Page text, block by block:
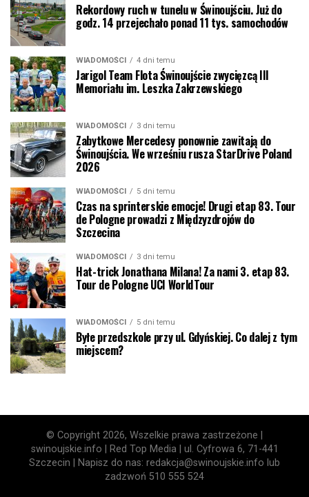
Rekordowy ruch w tunelu w Świnoujściu. Już do
godz. 14 przejechało ponad 11 tys. samochodów
WIADOMOŚCI 4 dni temu
Jarigol Team Flota Świnoujście zwycięzcą III
Memoriału im. Leszka Zakrzewskiego
WIADOMOŚCI 3 dni temu
Zabytkowe Mercedesy ponownie zawitają do
Świnoujścia. We wrześniu rusza StarDrive Poland
2026
WIADOMOŚCI 5 dni temu
Czas na sprinterskie emocje! Drugi etap 83. Tour
de Pologne prowadzi z Międzyzdrojów do
Szczecina
WIADOMOŚCI 3 dni temu
Hat-trick Jonathana Milana! Za nami 3. etap 83.
Tour de Pologne UCI WorldTour
WIADOMOŚCI 5 dni temu
Byłe przedszkole przy ul. Gdyńskiej. Co dalej z tym
miejscem?
© Copyright 2026, Wszelkie prawa zastrzeżone |
swinoujskie.info | Red Top Media | ul. Cyfrowa 6, 71-441
Szczecin | Napisz do nas: redakcja@swinoujskie.info lub
zadzwoń 510 555 524